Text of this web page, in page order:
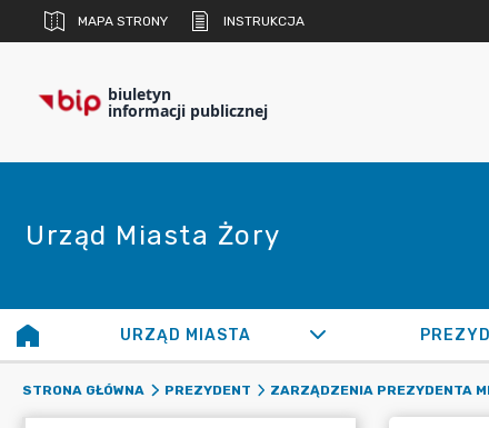
MAPA STRONY INSTRUKCJA
biuletyn
informacji publicznej
Urząd Miasta Żory
URZĄD MIASTA
STRONA GŁÓWNA PREZYDENT ZARZĄDZENIA PREZYDENTA